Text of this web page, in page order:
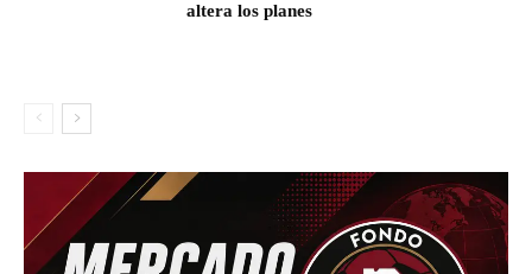
altera los planes